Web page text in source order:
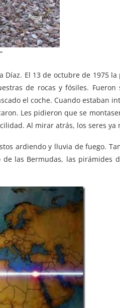
Díaz. El 13 de octubre de 1975
de rocas y fósiles.
el coche. Cuando estaban
Les pidieron que se
Al mirar atrás, los seres ya
ardiendo y lluvia de fuego.
las Bermudas, las pirámides